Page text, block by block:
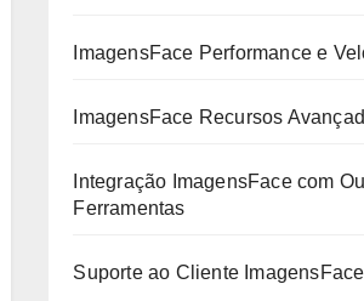
ImagensFace Performance e
ImagensFace Recursos
Integração ImagensFace com
Ferramentas
Suporte ao Cliente